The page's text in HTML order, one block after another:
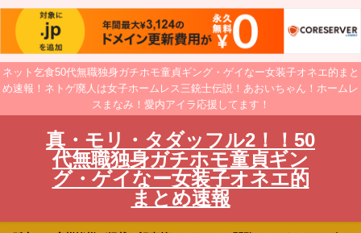
ネット乞食50代無職独身ガチホモ童貞ギング・ゲイなー女装子オネエ的まと
め速報！ネトゲ廃人は女子ホームレス三銃士伝説！あおいちゃん！ホームレ
スまなみ！愛内アイラ応援してます！
真・モリ・タダッフル2！！50
代無職独身ガチホモ童貞ギン
グ・ゲイなー女装子オネエ的
まとめ速報